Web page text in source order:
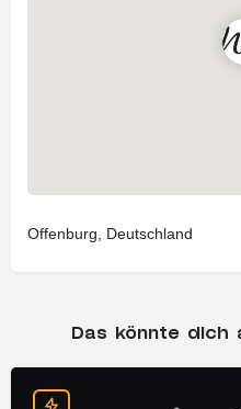
Offenburg, Deutschland
Das könnte dich